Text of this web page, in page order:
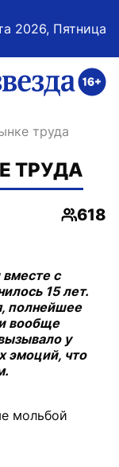
2026, Пятница
труда
ТРУДА
618
с
15 лет.
полнейшее
вообще
у
эмоций, что
мольбой